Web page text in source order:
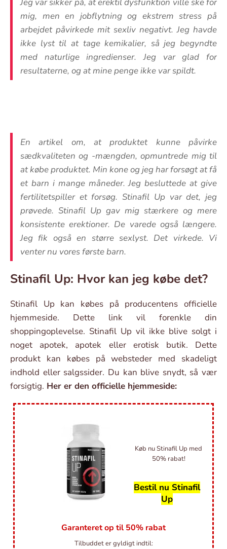
Jeg var sikker på, at erektil dysfunktion ville ske for
mig, men en jobflytning og ekstrem stress på
arbejdet påvirkede mit sexliv negativt. Jeg havde
ikke lyst til at tage kemikalier, så jeg begyndte
med naturlige ingredienser. Jeg var glad for
resultaterne, og at mine penge ikke var spildt.
En artikel om, at produktet kunne påvirke
sædkvaliteten og -mængden, opmuntrede mig til
at købe produktet. Min kone og jeg har forsøgt at få
et barn i mange måneder. Jeg besluttede at give
fertilitetspiller et forsøg. Stinafil Up var det, jeg
prøvede. Stinafil Up gav mig stærkere og mere
konsistente erektioner. De varede også længere.
Jeg fik også en større sexlyst. Det virkede. Vi
venter nu vores første barn.
Stinafil Up: Hvor kan jeg købe det?
Stinafil Up kan købes på producentens officielle
hjemmeside. Dette link vil forenkle din
shoppingoplevelse. Stinafil Up vil ikke blive solgt i
noget apotek, apotek eller erotisk butik. Dette
produkt kan købes på websteder med skadeligt
indhold eller salgssider. Du kan blive snydt, så vær
forsigtig. Her er den officielle hjemmeside:
Køb nu Stinafil Up med
50% rabat!
Bestil nu Stinafil
Up
Garanteret op til 50% rabat
Tilbuddet er gyldigt indtil: